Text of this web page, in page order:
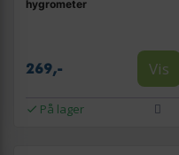
hygrometer
269,- Vis
På lager